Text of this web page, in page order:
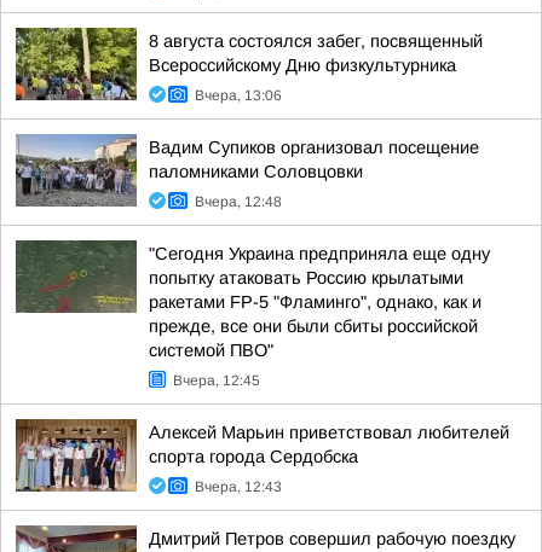
8 августа состоялся забег, посвященный
Всероссийскому Дню физкультурника
Вчера, 13:06
Вадим Супиков организовал посещение
паломниками Соловцовки
Вчера, 12:48
"Сегодня Украина предприняла еще одну
попытку атаковать Россию крылатыми
ракетами FP-5 "Фламинго", однако, как и
прежде, все они были сбиты российской
системой ПВО"
Вчера, 12:45
Алексей Марьин приветствовал любителей
спорта города Сердобска
Вчера, 12:43
Дмитрий Петров совершил рабочую поездку